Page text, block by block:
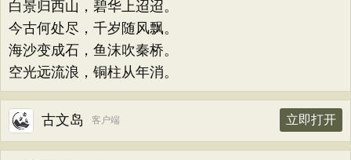
白景归西山，碧华上迢迢。
今古何处尽，千岁随风飘。
海沙变成石，鱼沫吹秦桥。
空光远流浪，铜柱从年消。
古文岛 客户端 立即打开